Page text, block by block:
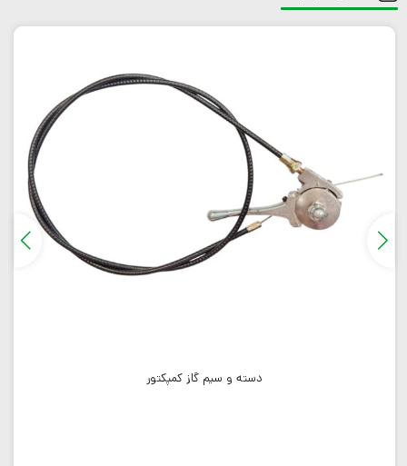
دسته و سیم گاز کمپکتور